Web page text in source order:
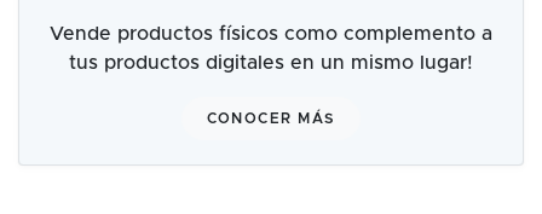
Vende productos físicos como complemento a
tus productos digitales en un mismo lugar!
CONOCER MÁS